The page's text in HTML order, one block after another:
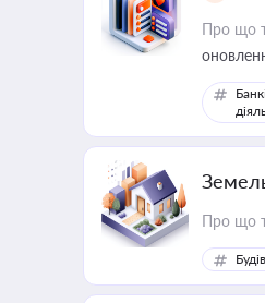
Про що
Про що